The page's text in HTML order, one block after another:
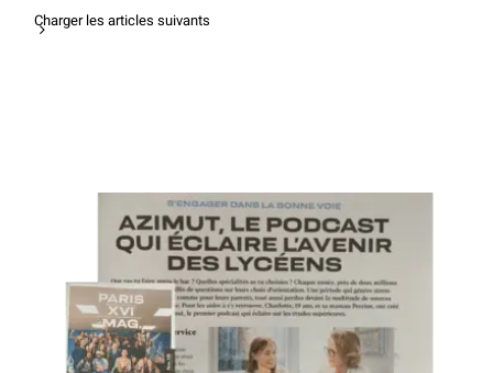
Charger les articles suivants
Paris XVI Mag met à l’honneur
AZIMUT